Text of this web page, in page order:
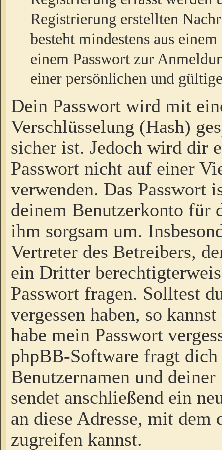
Registrierung erstellten
besteht mindestens aus
einem Passwort zur
einer persönlichen und
Dein Passwort wird mit
Verschlüsselung (Hash)
sicher ist. Jedoch wird dir
Passwort nicht auf einer
verwenden. Das Passwort
deinem Benutzerkonto für
ihm sorgsam um.
Vertreter des Betreibers,
ein Dritter
Passwort fragen. Solltest
vergessen haben, so
habe mein Passwort
phpBB-Software fragt dich
Benutzernamen und
sendet anschließend ein
an diese Adresse, mit dem
zugreifen kannst.